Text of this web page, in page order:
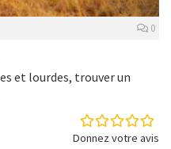
0
et lourdes, trouver un
Donnez votre avis